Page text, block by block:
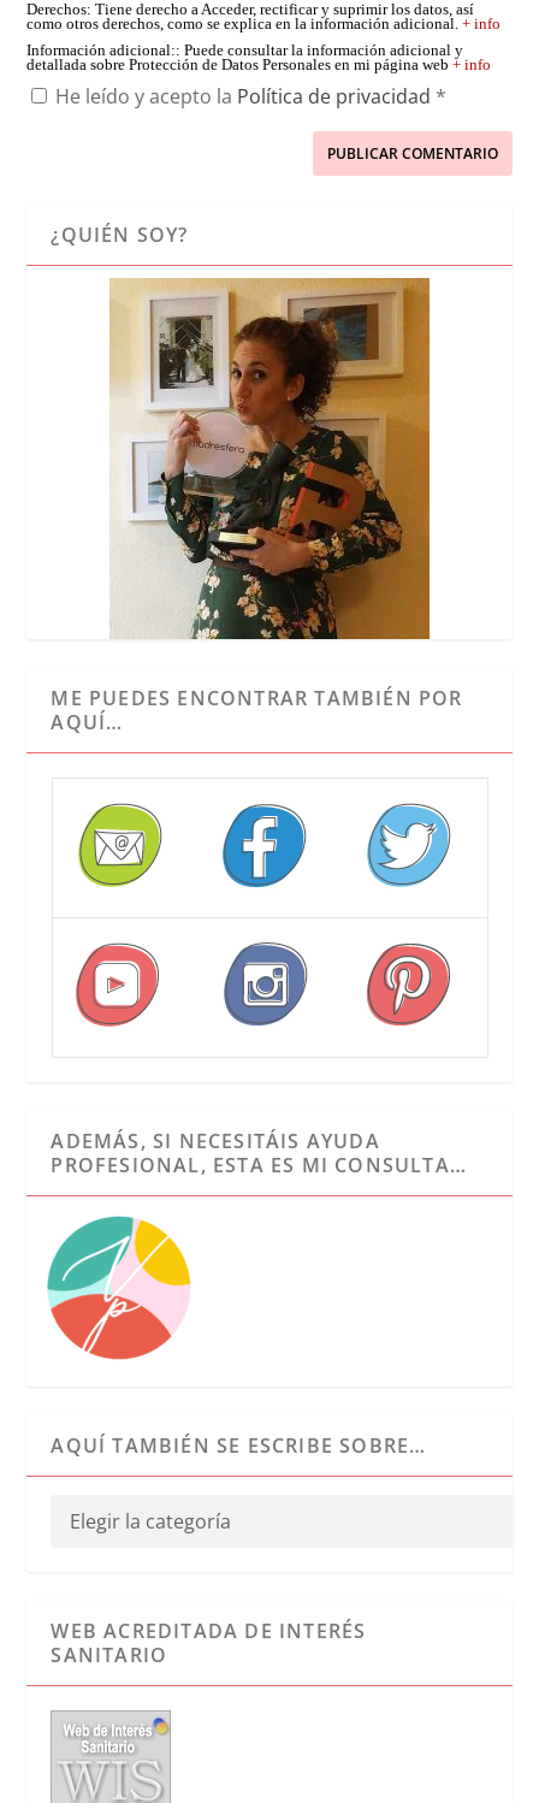
Derechos: Tiene derecho a Acceder, rectificar y suprimir los datos, así
como otros derechos, como se explica en la información adicional.+ info
Información adicional:: Puede consultar la información adicional y
detallada sobre Protección de Datos Personales en mi página web+ info
He leído y acepto la Política de privacidad *
¿QUIÉN SOY?
ME PUEDES ENCONTRAR TAMBIÉN POR
AQUÍ…
ADEMÁS, SI NECESITÁIS AYUDA
PROFESIONAL, ESTA ES MI CONSULTA…
AQUÍ TAMBIÉN SE ESCRIBE SOBRE…
WEB ACREDITADA DE INTERÉS
SANITARIO